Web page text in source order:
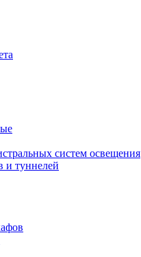
систем освещения
и туннелей